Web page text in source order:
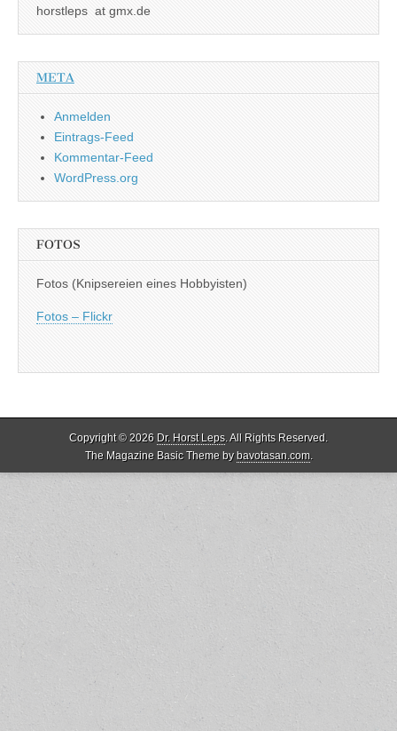
horstleps at gmx.de
META
Anmelden
Eintrags-Feed
Kommentar-Feed
WordPress.org
FOTOS
Fotos (Knipsereien eines Hobbyisten)
Fotos – Flickr
Copyright © 2026 Dr. Horst Leps. All Rights Reserved.
The Magazine Basic Theme bybavotasan.com.